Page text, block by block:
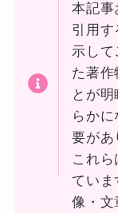
本記事
引用す
示して
た著
とが
らか
要があ
これ
てい
像・文